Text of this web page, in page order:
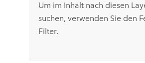
Um im Inhalt nach diesen
suchen, verwenden Sie den
Filter.